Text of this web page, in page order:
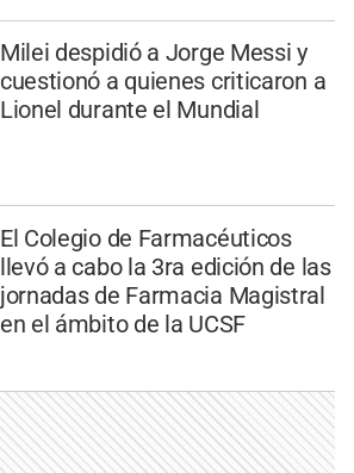
Milei despidió a Jorge Messi y
cuestionó a quienes criticaron a
Lionel durante el Mundial
El Colegio de Farmacéuticos
llevó a cabo la 3ra edición de las
jornadas de Farmacia Magistral
en el ámbito de la UCSF